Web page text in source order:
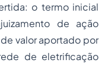
o termo inicial
de ação
valor aportado por
de eletrificação